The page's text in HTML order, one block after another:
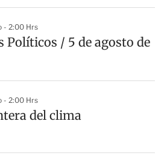
- 2:00 Hrs
Políticos / 5 de agosto de
- 2:00 Hrs
del clima